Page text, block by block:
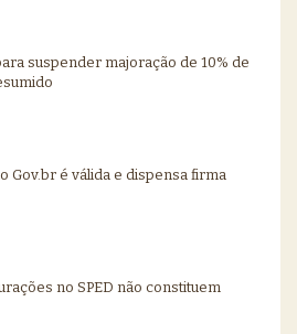
suspender majoração de 10% de
Gov.br é válida e dispensa firma
no SPED não constituem